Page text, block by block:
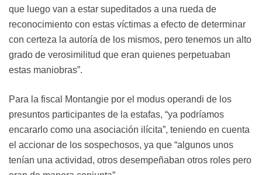
que luego van a estar supeditados a una rueda de
reconocimiento con estas víctimas a efecto de determinar
con certeza la autoría de los mismos, pero tenemos un alto
grado de verosimilitud que eran quienes perpetuaban
estas maniobras”.
Para la fiscal Montangie por el modus operandi de los
presuntos participantes de la estafas, “ya podríamos
encararlo como una asociación ilícita”, teniendo en cuenta
el accionar de los sospechosos, ya que “algunos unos
tenían una actividad, otros desempeñaban otros roles pero